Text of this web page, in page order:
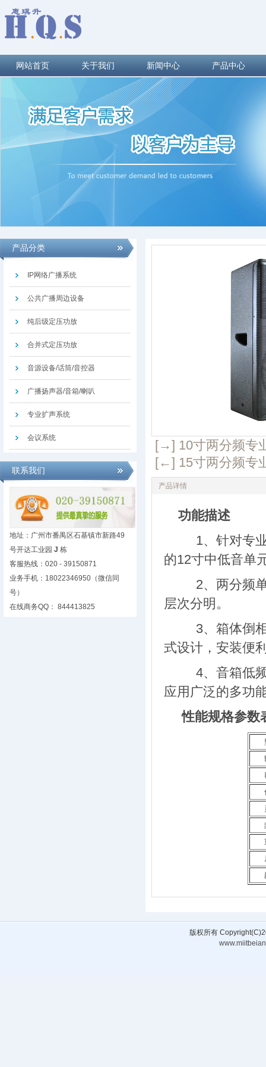
网站首页 关于我们 新闻中心 产品中心
产品分类
IP网络广播系统
公共广播周边设备
纯后级定压功放
合并式定压功放
音源设备/话筒/音控器
广播扬声器/音箱/喇叭
专业扩声系统
会议系统
联系我们
地址：广州市番禺区石基镇市新路49
号开达工业园 J 栋
客服热线：020 - 39150871
业务手机：18022346950（微信同
号）
在线商务QQ： 844413825
[→] 10寸两分频专
[←] 15寸两分频专
产品详情
功能描述
1、 针对专
的12寸中低音单
2、两分频单
层次分明。
3、 箱体倒
式设计，安装便
4、音箱低频
应用广泛的多功
性能规格参数
版权所有